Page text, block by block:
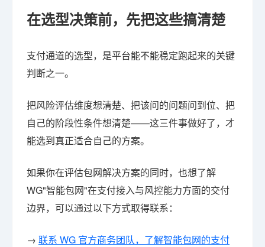
在选型决策前，先把这些搞清楚
支付通道的选型，是平台能不能稳定跑起来的关键
判断之一。
把风险评估维度想清楚、把该问的问题问到位、把
自己的阶段性条件想清楚——这三件事做好了，才
能选到真正适合自己的方案。
如果你在评估包网解决方案的同时，也想了解
WG"智能包网"在支付接入与风控能力方面的交付
边界，可以通过以下方式取得联系：
→ 联系 WG 官方商务团队，了解智能包网的支付